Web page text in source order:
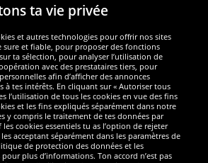
sommes excellents
ta vie privée
et autres technologies pour offrir nos sites
sure et fiable, pour proposer des fonctions
ta sélection, pour analyser l’utilisation de
avec des prestataires tiers, pour
afin d’afficher des annonces
à tes intérêts. En cliquant sur « Autoriser tous
l’utilisation de tous les cookies en vue des fins
et les fins expliqués séparément dans notre
y compris le traitement de tes données par
cookies essentiels tu as l’option de rejeter
acceptant séparément dans les paramètres de
de protection des données et les
plus d’informations. Ton accord n’est pas